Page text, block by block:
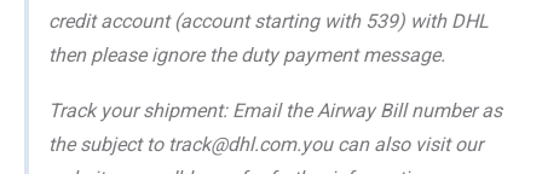
credit account (account starting with 539) with DHL
then please ignore the duty payment message.
Track your shipment: Email the Airway Bill number as
the subject to track@dhl.com.you can also visit our